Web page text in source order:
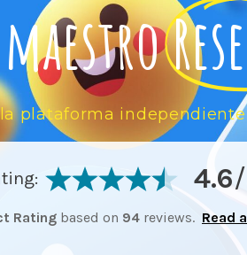
plataforma
4.6
Rating based on 94 reviews. Read